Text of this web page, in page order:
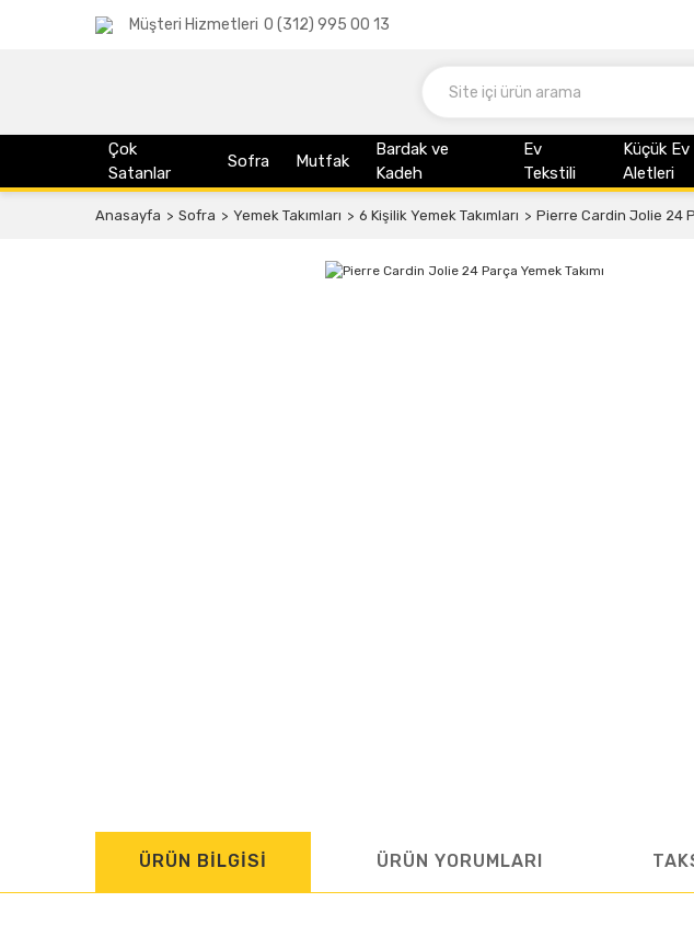
Müşteri Hizmetleri 0 (312) 995 00 13
Çok
Satanlar
Sofra Mutfak
Bardak ve
Kadeh
Ev
Tekstili
Küçük Ev
Aletleri
Anasayfa Sofra Yemek Takımları 6 Kişilik Yemek Takımları Pierre Cardin Jolie 24
ÜRÜN BİLGİSİ ÜRÜN YORUMLARI